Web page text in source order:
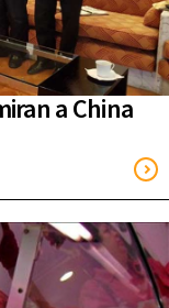
a China